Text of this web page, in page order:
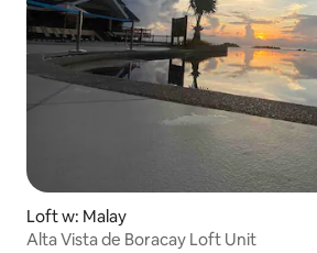
Loft w: Malay
Alta Vista de Boracay Loft Unit